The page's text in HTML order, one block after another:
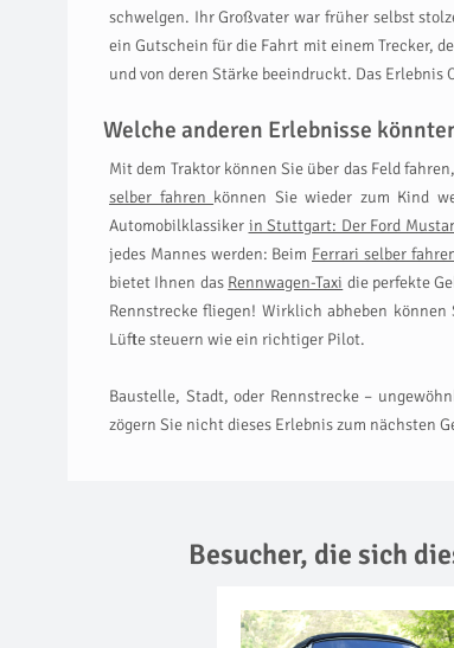
schwelgen. Ihr Großvater war früher selbst
ein Gutschein für die Fahrt mit einem Trecker,
und von deren Stärke beeindruckt. Das
Welche anderen Erlebnisse
Mit dem Traktor können Sie über das Feld
selber fahren können Sie wieder zum Kind
Automobilklassiker in Stuttgart: Der Ford
jedes Mannes werden: Beim Ferrari selber
bietet Ihnen das Rennwagen-Taxi die perfekte
Rennstrecke fliegen! Wirklich abheben können
Lüfte steuern wie ein richtiger Pilot.
Baustelle, Stadt, oder Rennstrecke –
zögern Sie nicht dieses Erlebnis zum nächsten
Besucher, die sich